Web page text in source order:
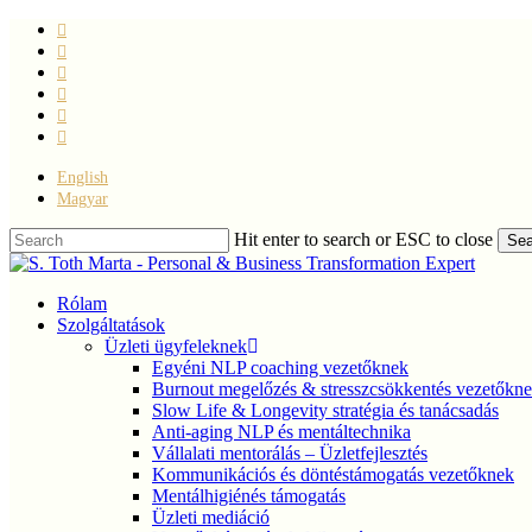
Skip
main
content
facebook
linkedin
youtube
instagram
phone
email
English
Magyar
Hit enter to search or ESC to close
Close
Menu
Rólam
Szolgáltatások
Üzleti ügyfeleknek
Egyéni NLP coaching vezetőknek
Burnout megelőzés & stresszcsökkentés
Slow Life & Longevity stratégia és tanácsadás
Anti-aging NLP és mentáltechnika
Vállalati mentorálás – Üzletfejlesztés
Kommunikációs és döntéstámogatás vezetőknek
Mentálhigiénés támogatás
Üzleti mediáció